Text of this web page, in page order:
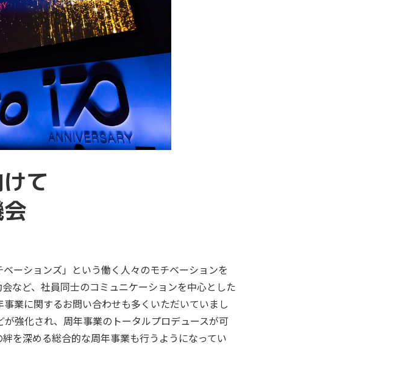
て
ーションズ」という働く人々のモチベーションを
など、社員同士のコミュニケーションを中心とした
業に関するお問い合わせも多くいただいていまし
強化され、周年事業のトータルプロデュースが可
を深める総合的な周年事業も行うようになってい